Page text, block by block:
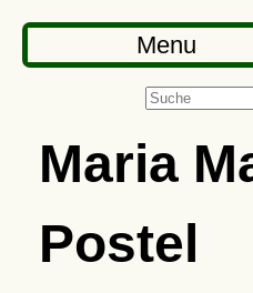
Menu
Maria
Postel